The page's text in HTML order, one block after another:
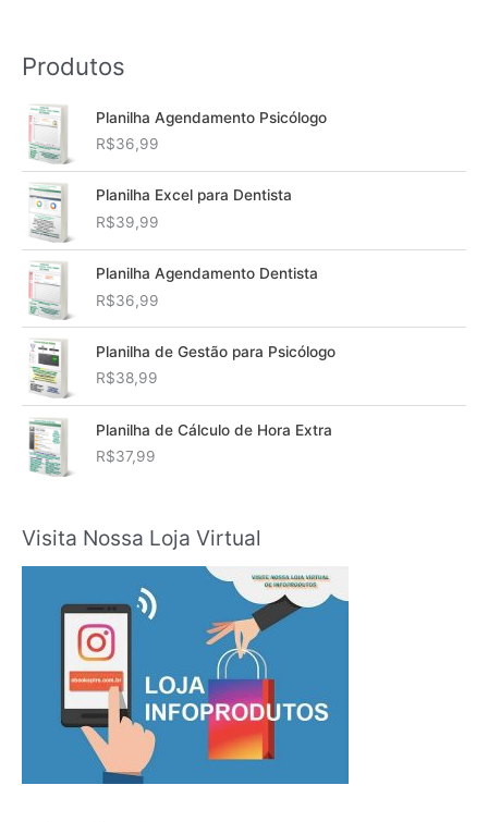
Produtos
Planilha Agendamento Psicólogo
R$36,99
Planilha Excel para Dentista
R$39,99
Planilha Agendamento Dentista
R$36,99
Planilha de Gestão para Psicólogo
R$38,99
Planilha de Cálculo de Hora Extra
R$37,99
Visita Nossa Loja Virtual